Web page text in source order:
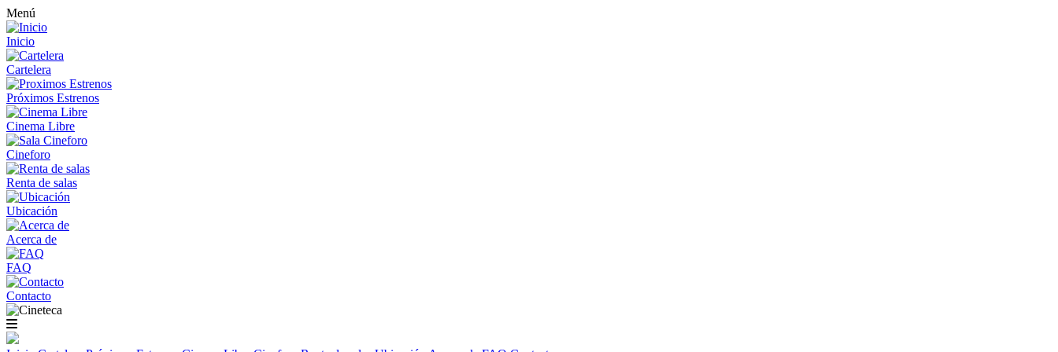
Menú
Inicio
Cartelera
Próximos Estrenos
Cinema Libre
Cineforo
Renta de salas
Ubicación
Acerca de
FAQ
Contacto